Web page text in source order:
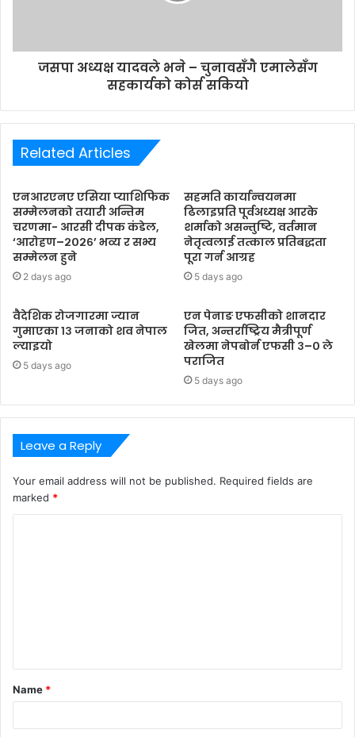
जसपा अध्यक्ष यादवले भने – चुनावसँगै एमालेसँग
सहकार्यको कोर्स सकियो
Related Articles
एनआरएनए एसिया प्याशिफिक
सम्मेलनको तयारी अन्तिम
चरणमा- आरसी दीपक कंडेल,
‘आरोहण–२०२६’ भव्य र सभ्य
सम्मेलन हुने
2 days ago
सहमति कार्यान्वयनमा
ढिलाइप्रति पूर्वअध्यक्ष आरके
शर्माको असन्तुष्टि, वर्तमान
नेतृत्वलाई तत्काल प्रतिबद्धता
पूरा गर्न आग्रह
5 days ago
वैदेशिक रोजगारमा ज्यान
गुमाएका १३ जनाको शव नेपाल
ल्याइयो
5 days ago
एन पेनाङ एफसीको शानदार
जित, अन्तर्राष्ट्रिय मैत्रीपूर्ण
खेलमा नेपबोर्न एफसी ३–० ले
पराजित
5 days ago
Leave a Reply
Your email address will not be published. Required fields are
marked *
t
*
Name *